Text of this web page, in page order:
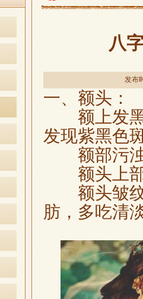
八
发布
一、额头：
额上发黑
发现紫黑色
额部污浊
额头上部
额头皱纹
肪，多吃清